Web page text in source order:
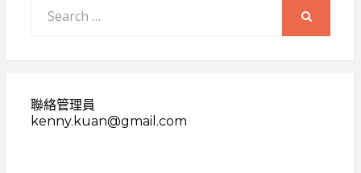
for:
聯絡管理員
kenny.kuan@gmail.com